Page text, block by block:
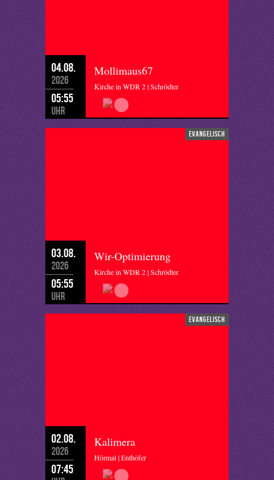
04.08.
2026
05:55
Uhr
Mollimaus67
Kirche in WDR 2 | Schrödter
evangelisch
03.08.
2026
05:55
Uhr
Wir-Optimierung
Kirche in WDR 2 | Schrödter
evangelisch
02.08.
2026
07:45
Kalimera
Hörmal | Enthöfer